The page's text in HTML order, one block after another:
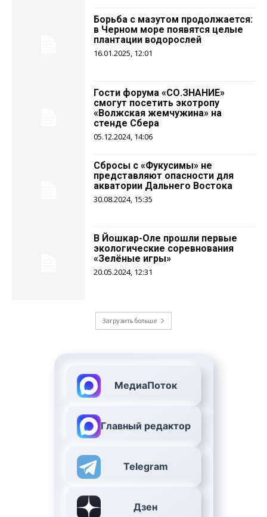
Борьба с мазутом продолжается:
в Черном море появятся целые
плантации водорослей
16.01.2025, 12:01
Гости форума «СО.ЗНАНИЕ»
смогут посетить экотропу
«Волжская жемчужина» на
стенде Сбера
05.12.2024, 14:06
Сбросы с «Фукусимы» не
представляют опасности для
акватории Дальнего Востока
30.08.2024, 15:35
В Йошкар-Оле прошли первые
экологические соревнования
«Зелёные игры»
20.05.2024, 12:31
Загрузить больше
МедиаПоток
Главный редактор
Telegram
Дзен